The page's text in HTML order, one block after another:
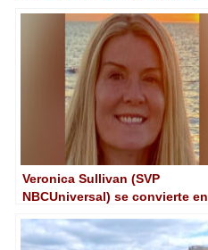
Veronica Sullivan (SVP
NBCUniversal) se convierte en
Commission